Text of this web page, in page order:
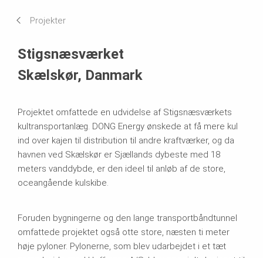
Projekter
Stigsnæsværket
Skælskør, Danmark
Projektet omfattede en udvidelse af Stigsnæsværkets
kultransportanlæg. DONG Energy ønskede at få mere kul
ind over kajen til distribution til andre kraftværker, og da
havnen ved Skælskør er Sjællands dybeste med 18
meters vanddybde, er den ideel til anløb af de store,
oceangående kulskibe.
Foruden bygningerne og den lange transportbåndtunnel
omfattede projektet også otte store, næsten ti meter
høje pyloner. Pylonerne, som blev udarbejdet i et tæt